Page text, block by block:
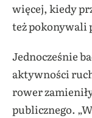
więcej, kiedy
też pokonywali
Jednocześnie
aktywności
rower
publicznego.